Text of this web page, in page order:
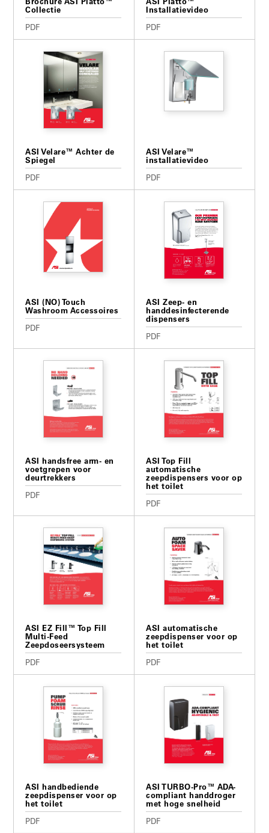
Collectie
PDF
Installatievideo
PDF
ASI Velare™ Achter de
Spiegel
PDF
ASI Velare™
installatievideo
PDF
ASI (NO) Touch
Washroom Accessoires
PDF
ASI Zeep- en
handdesinfecterende
dispensers
PDF
ASI handsfree arm- en
voetgrepen voor
deurtrekkers
PDF
ASI Top Fill
automatische
zeepdispensers voor op
het toilet
PDF
ASI EZ Fill™ Top Fill
Multi-Feed
Zeepdoseersysteem
PDF
ASI automatische
zeepdispenser voor op
het toilet
PDF
ASI handbediende
zeepdispenser voor op
het toilet
PDF
ASI TURBO-Pro™ ADA-
compliant handdroger
met hoge snelheid
PDF